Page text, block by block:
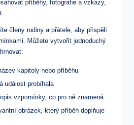
příběhy, fotografie a vzkazy,
členy rodiny a přátele, aby přispěli
Můžete vytvořit jednoduchý
kapitoly nebo příběhu
událost probíhala
vzpomínky, co pro ně znamená
obrázek, který příběh doplňuje